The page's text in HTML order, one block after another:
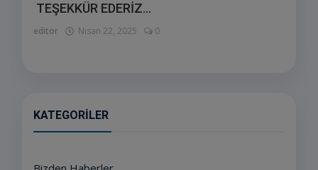
TEŞEKKÜR EDERİZ...
editor Nisan 22, 2025 0
KATEGORILER